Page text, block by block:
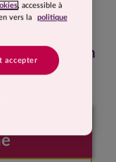
on refait un
!
, accessible à
vers la
politique
accepter